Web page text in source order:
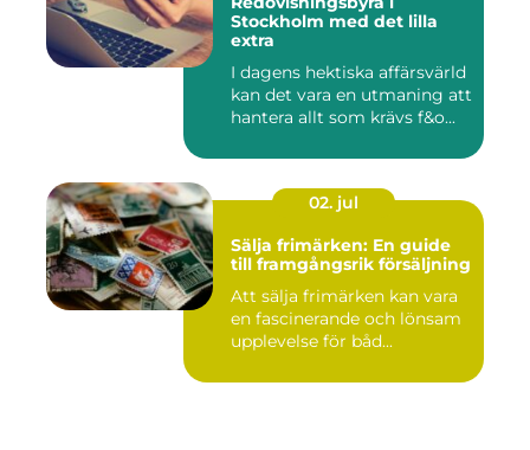
Stockholm med det lilla
extra
I dagens hektiska affärsvärld
kan det vara en utmaning att
hantera allt som krävs f&o...
02. jul
Sälja frimärken: En guide
till framgångsrik försäljning
Att sälja frimärken kan vara
en fascinerande och lönsam
upplevelse för båd...